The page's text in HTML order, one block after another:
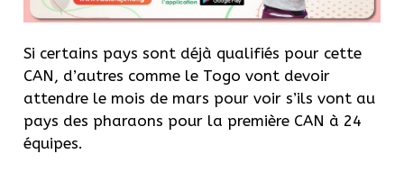
Si certains pays sont déjà qualifiés pour cette
CAN, d’autres comme le Togo vont devoir
attendre le mois de mars pour voir s’ils vont au
pays des pharaons pour la première CAN à 24
équipes.